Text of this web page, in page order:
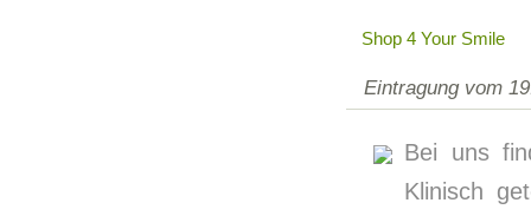
Shop 4 Your Smile
Eintragung vom
Bei uns
Klinisch